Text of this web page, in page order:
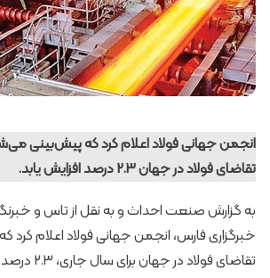
انجمن جهانی فولاد اعلام کرد که پیش‌بینی
تقاضای فولاد در جهان 2.3 درصد افزایش یابد.
‌به گزارش صنعت احداث و به نقل از تاس و
خبرگزاری فارس، انجمن جهانی فولاد اعلام کرد
تقاضای فولاد